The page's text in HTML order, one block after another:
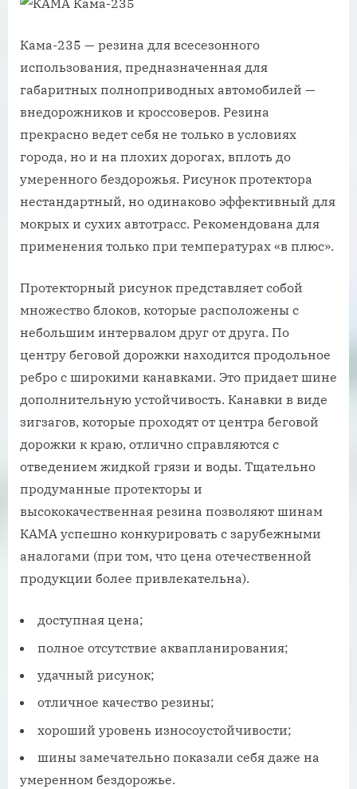
Кама-235 — резина для всесезонного
использования, предназначенная для
габаритных полноприводных автомобилей —
внедорожников и кроссоверов. Резина
прекрасно ведет себя не только в условиях
города, но и на плохих дорогах, вплоть до
умеренного бездорожья. Рисунок протектора
нестандартный, но одинаково эффективный для
мокрых и сухих автотрасс. Рекомендована для
применения только при температурах «в плюс».
Протекторный рисунок представляет собой
множество блоков, которые расположены с
небольшим интервалом друг от друга. По
центру беговой дорожки находится продольное
ребро с широкими канавками. Это придает шине
дополнительную устойчивость. Канавки в виде
зигзагов, которые проходят от центра беговой
дорожки к краю, отлично справляются с
отведением жидкой грязи и воды. Тщательно
продуманные протекторы и
высококачественная резина позволяют шинам
КАМА успешно конкурировать с зарубежными
аналогами (при том, что цена отечественной
продукции более привлекательна).
доступная цена;
полное отсутствие аквапланирования;
удачный рисунок;
отличное качество резины;
хороший уровень износоустойчивости;
шины замечательно показали себя даже на
умеренном бездорожье.